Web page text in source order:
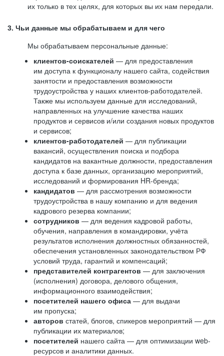
их только в тех целях, для которых вы их нам передали.
3. Чьи данные мы обрабатываем и для чего
Мы обрабатываем персональные данные:
клиентов-соискателей — для предоставления
им доступа к функционалу нашего сайта, содействия
занятости и предоставления возможности
трудоустройства у наших клиентов-работодателей.
Также мы используем данные для исследований,
направленных на улучшение качества наших
продуктов и сервисов и/или создания новых продуктов
и сервисов;
клиентов-работодателей — для публикации
вакансий, осуществления поиска и подбора
кандидатов на вакантные должности, предоставления
доступа к базе данных, организацию мероприятий,
исследований и формирования HR-бренда;
кандидатов — для рассмотрения возможности
трудоустройства в нашу компанию и для ведения
кадрового резерва компании;
сотрудников — для ведения кадровой работы,
обучения, направления в командировки, учёта
результатов исполнения должностных обязанностей,
обеспечения установленных законодательством РФ
условий труда, гарантий и компенсаций;
представителей контрагентов — для заключения
(исполнения) договора, делового общения,
информационного взаимодействия;
посетителей нашего офиса — для выдачи
им пропуска;
авторов статей, блогов, спикеров мероприятий — для
публикации их материалов;
посетителей нашего сайта — для оптимизации web-
ресурсов и аналитики данных.